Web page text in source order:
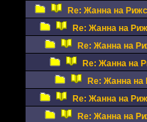
Re: Жанна на
Re: Жанна на
Re: Жанна на
Re: Жанна на
Re: Жанна на
Re: Жанна на
Re: Жанна на